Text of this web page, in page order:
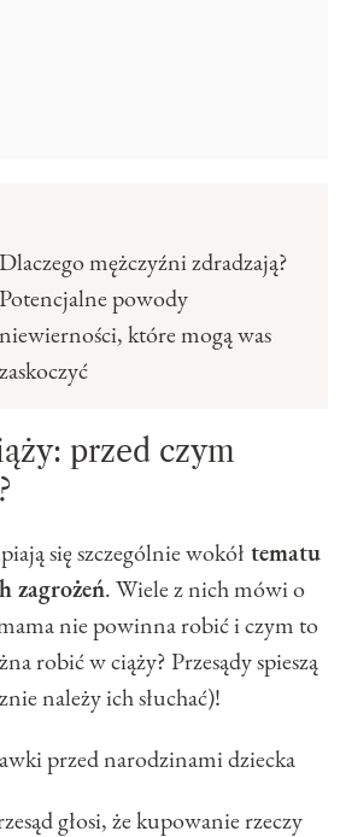
Dlaczego mężczyźni zdradzają?
Potencjalne powody
niewierności, które mogą was
zaskoczyć
przed czym
się szczególnie wokół tematu
zagrożeń. Wiele z nich mówi o
nie powinna robić i czym to
robić w ciąży? Przesądy spieszą
należy ich słuchać)!
przed narodzinami dziecka
głosi, że kupowanie rzeczy